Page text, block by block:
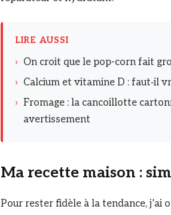
LIRE AUSSI
› On croit que le pop-corn fait
› Calcium et vitamine D : faut‑il
› Fromage : la cancoillotte
avertissement
Ma recette maison :
Pour rester fidèle à la tendance, j’ai